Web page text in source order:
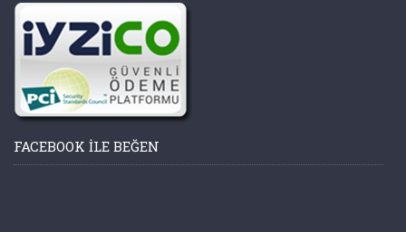
FACEBOOK ILE BEĞEN